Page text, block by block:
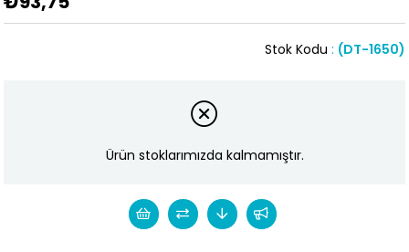
(DT-1650)
Stok Kodu
Ürün stoklarımızda kalmamıştır.